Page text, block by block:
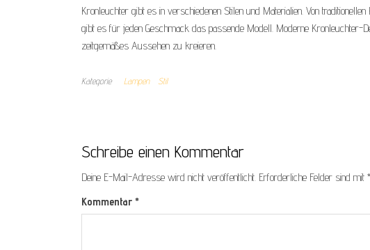
Kronleuchter gibt es in verschiedenen Stilen und Materialien. Von
gibt es für jeden Geschmack das passende Modell. Moderne
zeitgemäßes Aussehen zu kreieren.
Kategorie Lampen Stil
Schreibe einen Kommentar
Deine E-Mail-Adresse wird nicht veröffentlicht. Erforderliche Felder sind mit *
Kommentar *